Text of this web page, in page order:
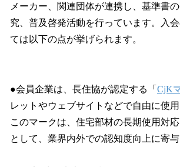
メーカー、関連団体が連携し、基準書
究、普及啓発活動を行っています。入
ては以下の点が挙げら
●会員企業は、長住協が認定する「 CjK
レットやウェブサイトなどで自由に
このマークは、住宅部材の長期使用対
として、業界内外での認知度向上に寄与